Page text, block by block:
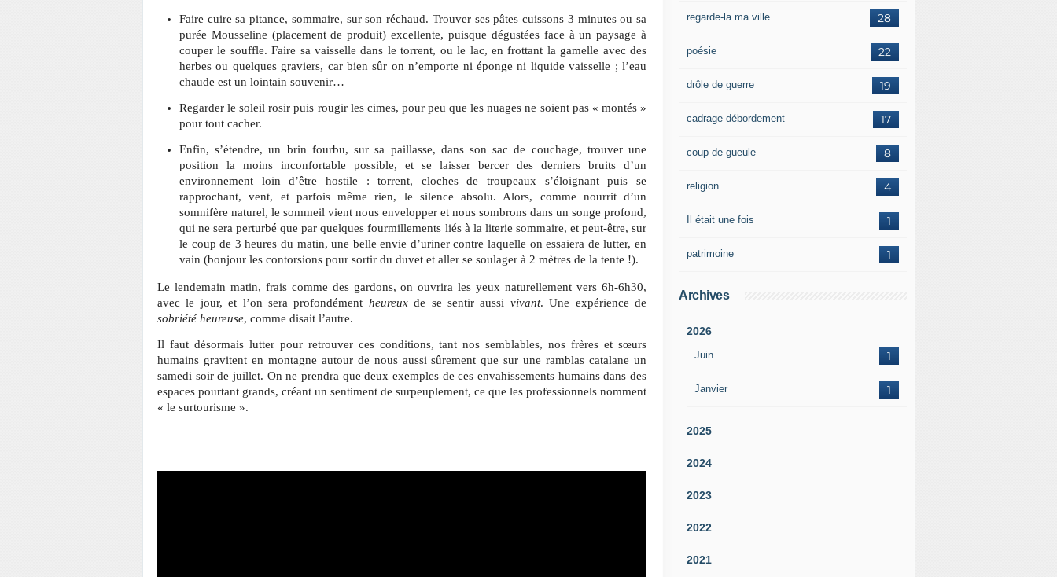
Faire cuire sa pitance, sommaire, sur son réchaud. Trouver ses pâtes cuissons 3 minutes ou sa
purée Mousseline (placement de produit) excellente, puisque dégustées face à un paysage à
couper le souffle. Faire sa vaisselle dans le torrent, ou le lac, en frottant la gamelle avec des
herbes ou quelques graviers, car bien sûr on n’emporte ni éponge ni liquide vaisselle ; l’eau
chaude est un lointain souvenir…
Regarder le soleil rosir puis rougir les cimes, pour peu que les nuages ne soient pas « montés »
pour tout cacher.
Enfin, s’étendre, un brin fourbu, sur sa paillasse, dans son sac de couchage, trouver une
position la moins inconfortable possible, et se laisser bercer des derniers bruits d’un
environnement loin d’être hostile : torrent, cloches de troupeaux s’éloignant puis se
rapprochant, vent, et parfois même rien, le silence absolu. Alors, comme nourrit d’un
somnifère naturel, le sommeil vient nous envelopper et nous sombrons dans un songe profond,
qui ne sera perturbé que par quelques fourmillements liés à la literie sommaire, et peut-être, sur
le coup de 3 heures du matin, une belle envie d’uriner contre laquelle on essaiera de lutter, en
vain (bonjour les contorsions pour sortir du duvet et aller se soulager à 2 mètres de la tente !).
Le lendemain matin, frais comme des gardons, on ouvrira les yeux naturellement vers 6h-6h30,
avec le jour, et l’on sera profondément heureuxde se sentir aussi vivant. Une expérience de
sobriété heureuse, comme disait l’autre.
Il faut désormais lutter pour retrouver ces conditions, tant nos semblables, nos frères et sœurs
humains gravitent en montagne autour de nous aussi sûrement que sur une ramblas catalane un
samedi soir de juillet. On ne prendra que deux exemples de ces envahissements humains dans des
espaces pourtant grands, créant un sentiment de surpeuplement, ce que les professionnels nomment
« le surtourisme ».
28
regarde-la ma ville
22
poésie
19
drôle de guerre
17
cadrage débordement
8
coup de gueule
4
religion
1
Il était une fois
1
patrimoine
Archives
2026
Juin 1
Janvier 1
2025
2024
2023
2022
2021